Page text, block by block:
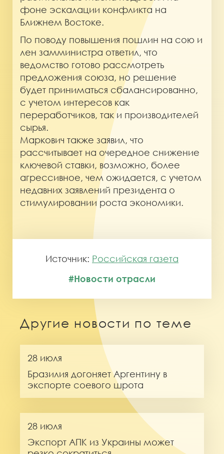
фоне эскалации конфликта на
Ближнем Востоке.
По поводу повышения пошлин на сою и
лен замминистра ответил, что
ведомство готово рассмотреть
предложения союза, но решение
будет приниматься сбалансированно,
с учетом интересов как
переработчиков, так и производителей
сырья.
Маркович также заявил, что
рассчитывает на очередное снижение
ключевой ставки, возможно, более
агрессивное, чем ожидается, с учетом
недавних заявлений президента о
стимулировании роста экономики.
Источник: Российская газета
#Новости отрасли
Другие новости по теме
28 июля
Бразилия догоняет Аргентину в
экспорте соевого шрота
28 июля
Экспорт АПК из Украины может